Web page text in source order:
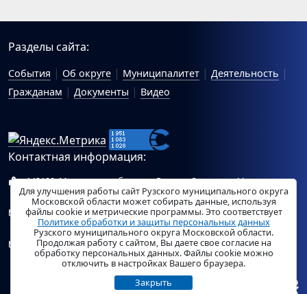
Разделы сайта:
События Об округе Муниципалитет
Деятельность
Гражданам
Документы Видео
Контактная информация:
143100, Московская область, г.Руза, ул.Солнцева, 11
Схема проезда
Общий отдел Администрации Рузского муниципального
округа:ruza_region_ruza@mosreg.ru.
Отдел по работе с обращениями граждан Администрации
Рузского муниципального округа:ruza_og_argo@mosreg.ru
Для улучшения работы сайт Рузского муниципального округа
Московской области может собирать данные, используя
файлы cookie и метрические программы. Это соответствует
Политике обработки и защиты персональных данных
Рузского муниципального округа Московской области.
Продолжая работу с сайтом, Вы даете свое согласие на
обработку персональных данных. Файлы cookie можно
отключить в настройках Вашего браузера.
Закрыть